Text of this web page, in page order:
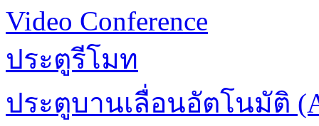
Video Conference
ประตูรีโมท
ประตูบานเลื่อนอัตโนมัติ